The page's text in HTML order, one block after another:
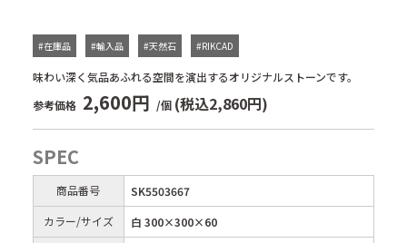
味わい深く気品あふれる空間を演出するオリジナルストーンです。
#在庫品 #輸入品 #天然石 #RIKCAD
参考価格 2,600円 /個 (税込2,860円)
SPEC
商品番号
SK5503667
カラー/サイズ
白 300×300×60